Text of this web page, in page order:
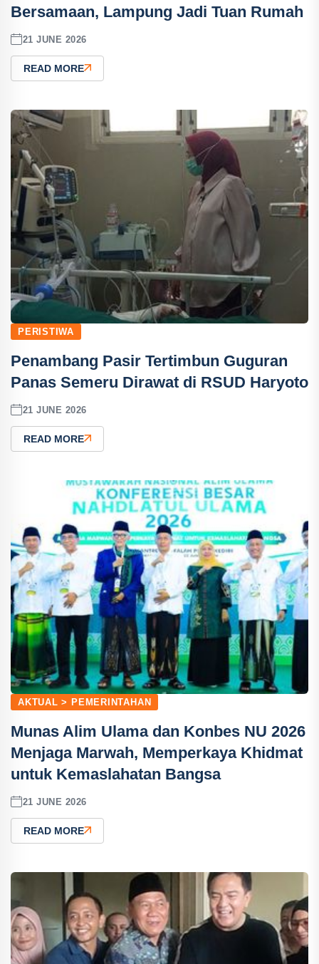
Bersamaan, Lampung Jadi Tuan Rumah
21 JUNE 2026
READ MORE
PERISTIWA
Penambang Pasir Tertimbun Guguran
Panas Semeru Dirawat di RSUD Haryoto
21 JUNE 2026
READ MORE
AKTUAL > PEMERINTAHAN
Munas Alim Ulama dan Konbes NU 2026
Menjaga Marwah, Memperkaya Khidmat
untuk Kemaslahatan Bangsa
21 JUNE 2026
READ MORE